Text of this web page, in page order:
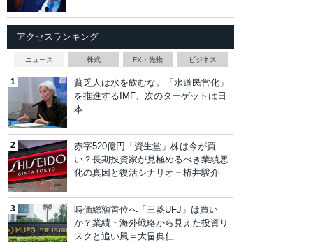
アクセスランキング
ニュース 株式 FX・先物 ビジネス
貧乏人は水を飲むな。「水道民営化」
を推進するIMF、次のターゲットは日
本
赤字520億円「資生堂」株は今が買
い？長期投資家が見極めるべき業績悪
化の真因と復活シナリオ＝栫井駿介
時価総額首位へ「三菱UFJ」は買い
か？業績・海外戦略から見えた投資リ
スクと追い風＝大畠典仁